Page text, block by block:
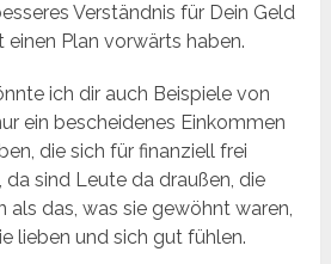
Verständnis für Dein Geld
einen Plan vorwärts haben.
ich dir auch Beispiele von
ein bescheidenes Einkommen
die sich für finanziell frei
da sind Leute da draußen, die
als das, was sie gewöhnt waren,
lieben und sich gut fühlen.